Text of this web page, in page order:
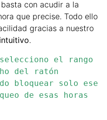
con acudir a la
que precise. Todo ello
gracias a nuestro
.
el rango
del ratón
bloquear solo ese
de esas horas